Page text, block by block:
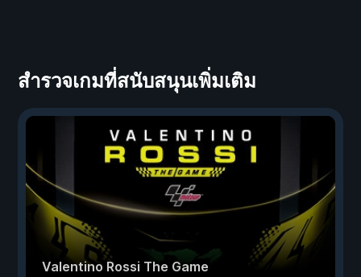
สำรวจเกมที่สนับสนุนเพิ่มเติม
Valentino Rossi The Game